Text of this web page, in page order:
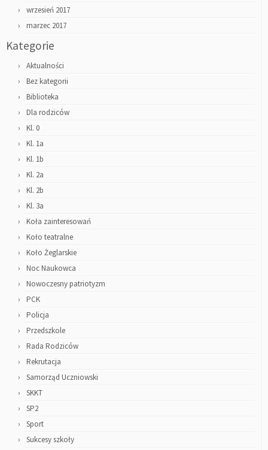
wrzesień 2017
marzec 2017
Kategorie
Aktualności
Bez kategorii
Biblioteka
Dla rodziców
Kl. 0
Kl. 1a
Kl. 1b
Kl. 2a
Kl. 2b
Kl. 3a
Koła zainteresowań
Koło teatralne
Koło Żeglarskie
Noc Naukowca
Nowoczesny patriotyzm
PCK
Policja
Przedszkole
Rada Rodziców
Rekrutacja
Samorząd Uczniowski
SKKT
SP2
Sport
Sukcesy szkoły